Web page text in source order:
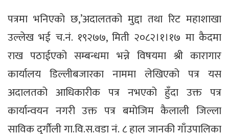
पत्रमा भनिएकाे छ,’अदालतको मुद्दा तथा रिट महाशाखा
उल्लेख भई च.नं. १९२७७, मिती २०८२।१।१७ मा कैदमा
राख पठाईएको सम्बन्धमा भन्ने विषयमा श्री कारागार
कार्यालय डिल्लीबजारका नाममा लेखिएको पत्र यस
अदालतको आधिकारीक पत्र नभएको हुँदा उक्त पत्र
कार्यान्वयन नगरी उक्त पत्र बमोजिम कैलाली जिल्ला
साविक दुर्गौली गा.वि.स.वडा नं. ८ हाल जानकी गाँउपालिका